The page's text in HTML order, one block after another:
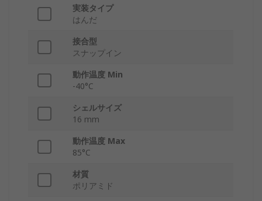
実装タイプ
はんだ
接合型
スナップイン
動作温度 Min
-40°C
シェルサイズ
16 mm
動作温度 Max
85°C
材質
ポリアミド